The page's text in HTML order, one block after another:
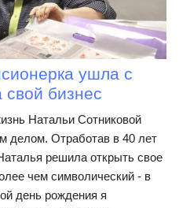
ушла с
бизнес
Натальи Сотниковой
делом. Отработав в 40 лет
решила открыть свое
чем символический - в
день рождения я